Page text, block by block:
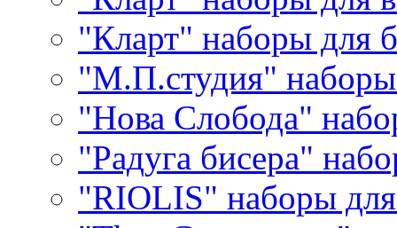
"Кларт" наборы для
"М.П.студия"
"Нова Слобода"
"Радуга бисера"
"RIOLIS" наборы